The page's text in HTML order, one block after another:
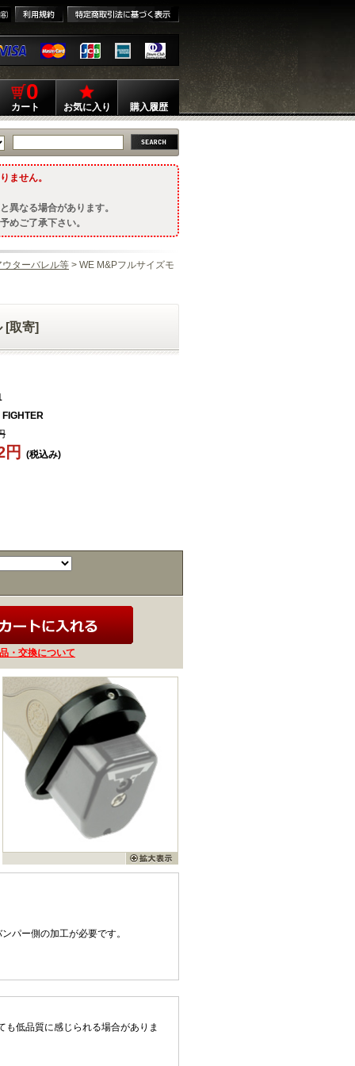
0
カート お気に入り 購入履歴
ません。
異なる場合があります。
めご了承下さい。
ターバレル等 > WE M&Pフルサイズモ
[取寄]
FIGHTER
円
(税込み)
・交換について
パー側の加工が必要です。
低品質に感じられる場合がありま